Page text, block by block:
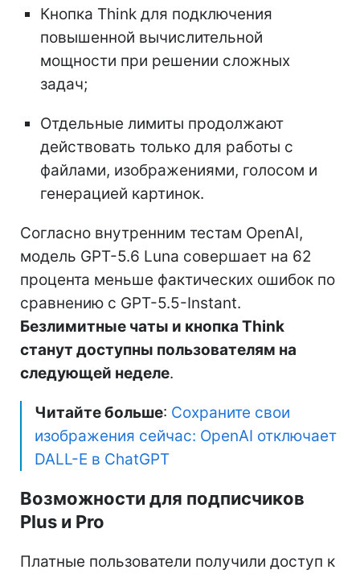
Кнопка Think для подключения
повышенной вычислительной
мощности при решении сложных
задач;
Отдельные лимиты продолжают
действовать только для работы с
файлами, изображениями, голосом и
генерацией картинок.
Согласно внутренним тестам OpenAI,
модель GPT-5.6 Luna совершает на 62
процента меньше фактических ошибок по
сравнению с GPT-5.5-Instant.
Безлимитные чаты и кнопка Think
станут доступны пользователям на
следующей неделе.
Читайте больше: Сохраните свои
изображения сейчас: OpenAI отключает
DALL-E в ChatGPT
Возможности для подписчиков
Plus и Pro
Платные пользователи получили доступ к